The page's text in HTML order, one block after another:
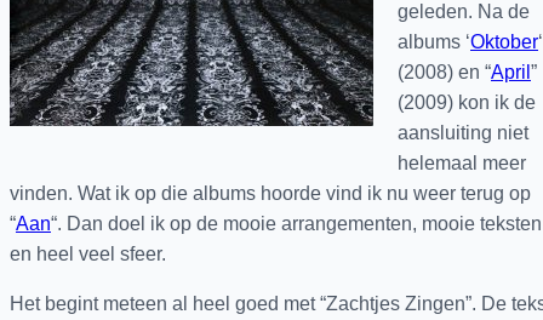
geleden. Na de
albums ‘Oktober‘
(2008) en “April ”
(2009) kon ik de
aansluiting niet
helemaal meer
vinden. Wat ik op die albums hoorde vind ik nu weer terug op
“Aan“. Dan doel ik op de mooie arrangementen, mooie teksten
en heel veel sfeer.
Het begint meteen al heel goed met “Zachtjes Zingen”. De